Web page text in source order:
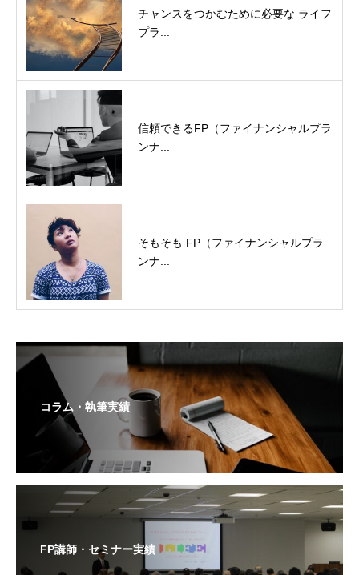
チャンスをつかむために必要な ライフ
プラ...
信頼できるFP（ファイナンシャルプラ
ンナ...
そもそも FP（ファイナンシャルプラ
ンナ...
コラム・執筆実績
FP講師・セミナー実績